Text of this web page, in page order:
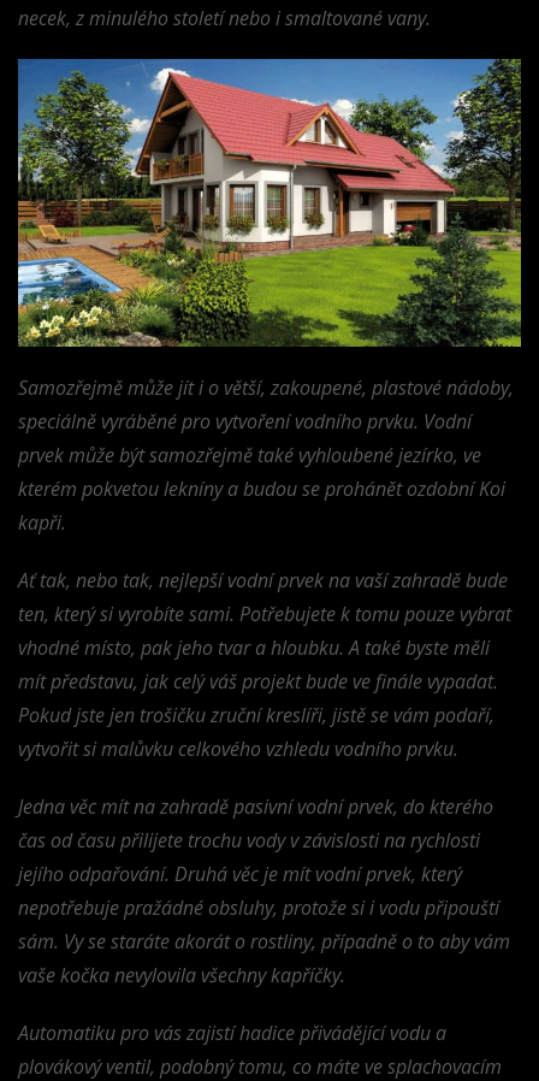
necek, z minulého století nebo i smaltované vany.
Samozřejmě může jít i o větší, zakoupené, plastové nádoby,
speciálně vyráběné pro vytvoření vodního prvku. Vodní
prvek může být samozřejmě také vyhloubené jezírko, ve
kterém pokvetou lekníny a budou se prohánět ozdobní Koi
kapři.
Ať tak, nebo tak, nejlepší vodní prvek na vaší zahradě bude
ten, který si vyrobíte sami. Potřebujete k tomu pouze vybrat
vhodné místo, pak jeho tvar a hloubku. A také byste měli
mít představu, jak celý váš projekt bude ve finále vypadat.
Pokud jste jen trošičku zruční kreslíři, jistě se vám podaří,
vytvořit si malůvku celkového vzhledu vodního prvku.
Jedna věc mít na zahradě pasivní vodní prvek, do kterého
čas od času přilijete trochu vody v závislosti na rychlosti
jejího odpařování. Druhá věc je mít vodní prvek, který
nepotřebuje pražádné obsluhy, protože si i vodu připouští
sám. Vy se staráte akorát o rostliny, případně o to aby vám
vaše kočka nevylovila všechny kapříčky.
Automatiku pro vás zajistí hadice přivádějící vodu a
plovákový ventil, podobný tomu, co máte ve splachovacím